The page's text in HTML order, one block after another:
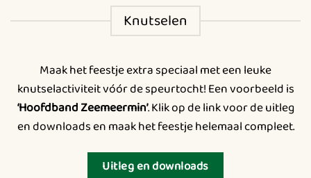
Knutselen
Maak het feestje extra speciaal met een leuke
knutselactiviteit vóór de speurtocht! Een voorbeeld is
‘Hoofdband Zeemeermin’. Klik op de link voor de uitleg
en downloads en maak het feestje helemaal compleet.
Uitleg en downloads